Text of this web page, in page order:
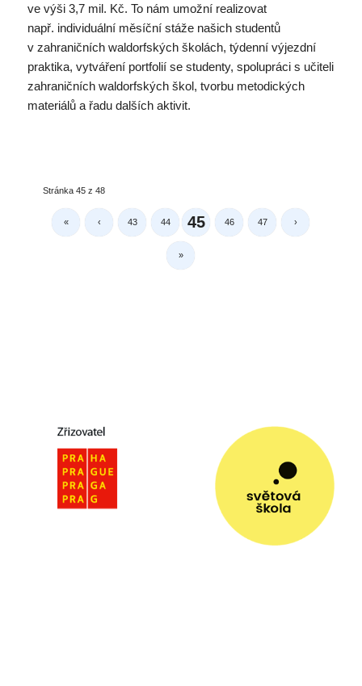
ve výši 3,7 mil. Kč. To nám umožní realizovat
např. individuální měsíční stáže našich studentů
v zahraničních waldorfských školách, týdenní výjezdní
praktika, vytváření portfolií se studenty, spolupráci s učiteli
zahraničních waldorfských škol, tvorbu metodických
materiálů a řadu dalších aktivit.
Stránka 45 z 48
« ‹ 43 44 45 46 47 ›
»